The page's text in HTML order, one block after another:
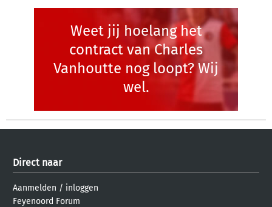
Weet jij hoelang het
contract van Charles
Vanhoutte nog loopt? Wij
wel.
Direct naar
Aanmelden / inloggen
Feyenoord Forum